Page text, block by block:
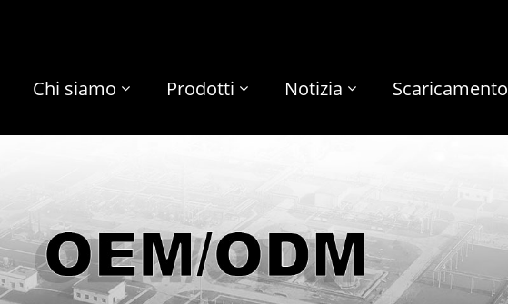
Chi siamo Prodotti Notizia Scaricamento